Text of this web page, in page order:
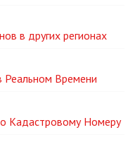
в других регионах
Реальном Времени
Кадастровому Номеру